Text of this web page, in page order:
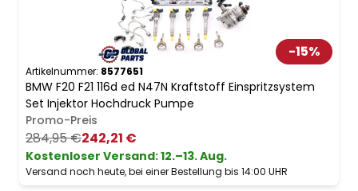
-15%
Artikelnummer: 8577651
BMW F20 F21 116d ed N47N Kraftstoff Einspritzsystem
Set Injektor Hochdruck Pumpe
Promo-Preis
284,95 €242,21 €
Kostenloser Versand:12.–13. Aug.
Versand noch heute, bei einer Bestellung bis 14:00 UHR